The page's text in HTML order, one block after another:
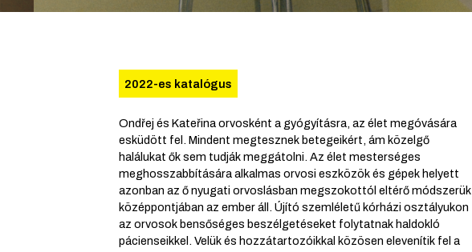
2022-es katalógus
Ondřej és Kateřina orvosként a gyógyításra, az élet megóvására
esküdött fel. Mindent megtesznek betegeikért, ám közelgő
halálukat ők sem tudják meggátolni. Az élet mesterséges
meghosszabbítására alkalmas orvosi eszközök és gépek helyett
azonban az ő nyugati orvoslásban megszokottól eltérő módszerük
középpontjában az ember áll. Újító szemléletű kórházi osztályukon
az orvosok bensőséges beszélgetéseket folytatnak haldokló
pácienseikkel. Velük és hozzátartozóikkal közösen elevenítik fel a